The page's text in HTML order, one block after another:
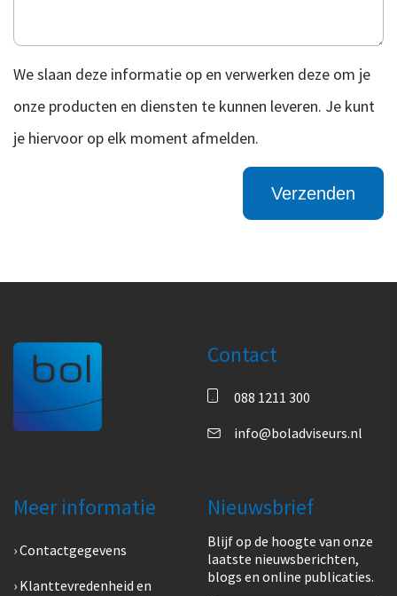
We slaan deze informatie op en verwerken deze om je
onze producten en diensten te kunnen leveren. Je kunt
je hiervoor op elk moment afmelden.
Contact
088 1211 300
info@boladviseurs.nl
Meer informatie
Contactgegevens
Klanttevredenheid en
Nieuwsbrief
Blijf op de hoogte van onze
laatste nieuwsberichten,
blogs en online publicaties.